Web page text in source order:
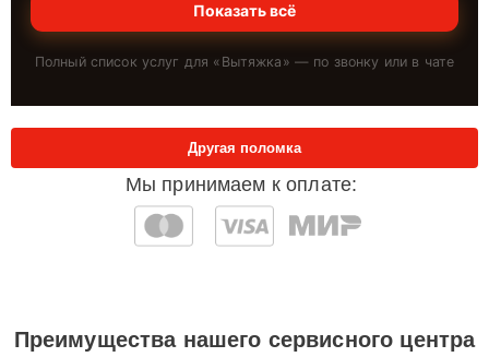
Показать всё
Полный список услуг для « Вытяжка » — по звонку или в чате
Мы принимаем к оплате:
Другая поломка
Преимущества нашего сервисного центра